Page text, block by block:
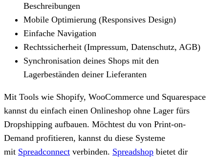
Beschreibungen
Mobile Optimierung (Responsives Design)
Einfache Navigation
Rechtssicherheit (Impressum, Datenschutz, AGB)
Synchronisation deines Shops mit den
Lagerbeständen deiner Lieferanten
Mit Tools wie Shopify, WooCommerce und Squarespace
kannst du einfach einen Onlineshop ohne Lager fürs
Dropshipping aufbauen. Möchtest du von Print-on-
Demand profitieren, kannst du diese Systeme
mit Spreadconnect verbinden. Spreadshop bietet dir